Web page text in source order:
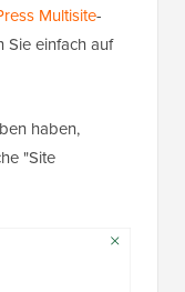
Multisite-
Sie einfach auf
haben,
"Site